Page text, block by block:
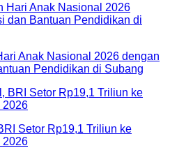
Anak Nasional 2026 dengan
Pendidikan di Subang
Setor Rp19,1 Triliun ke
2026